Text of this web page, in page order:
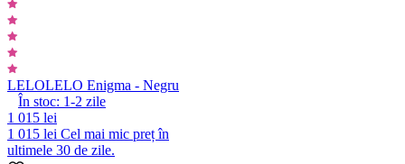
LELOLELO Enigma - Negru
În stoc: 1-2 zile
1 015 lei
1 015 lei Cel mai mic preț în
ultimele 30 de zile.